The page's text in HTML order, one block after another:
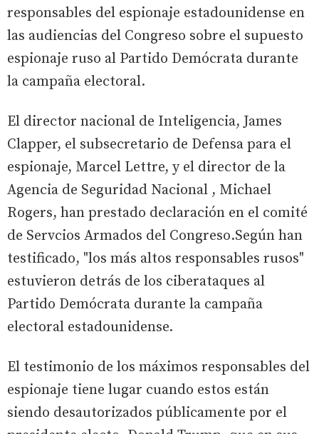
responsables del espionaje estadounidense en
las audiencias del Congreso sobre el supuesto
espionaje ruso al Partido Demócrata durante
la campaña electoral.
El director nacional de Inteligencia, James
Clapper, el subsecretario de Defensa para el
espionaje, Marcel Lettre, y el director de la
Agencia de Seguridad Nacional , Michael
Rogers, han prestado declaración en el comité
de Servcios Armados del Congreso.Según han
testificado, "los más altos responsables rusos"
estuvieron detrás de los ciberataques al
Partido Demócrata durante la campaña
electoral estadounidense.
El testimonio de los máximos responsables del
espionaje tiene lugar cuando estos están
siendo desautorizados públicamente por el